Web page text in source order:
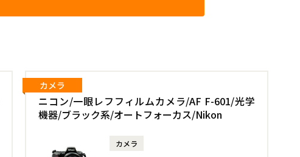
ニコン/一眼レフフィルムカメラ/AF F-601/光学
機器/ブラック系/オートフォーカス/Nikon
カメラ
カメラ